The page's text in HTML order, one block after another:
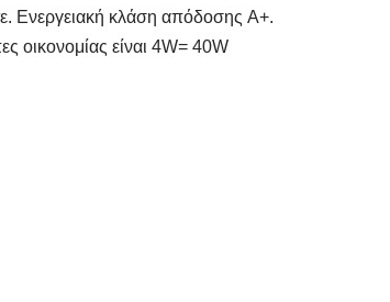
Ενεργειακή κλάση απόδοσης A+.
οικονομίας είναι 4W= 40W